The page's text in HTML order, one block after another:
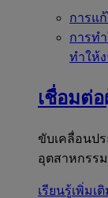
การแ
การท
ทำให้
เชื่อมต่
ขับเคลื่อนป
อุตสาหกรรม
เรียนรู้เพิ่มเติ